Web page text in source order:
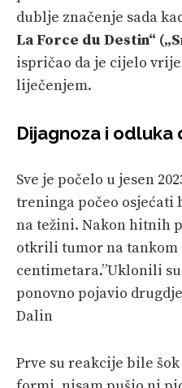
dublje značenje sada
La Force du Destin“
ispričao da je cijelo
liječenjem.
Dijagnoza i odluka
Sve je počelo u jesen
treninga počeo
na težini. Nakon hitnih
otkrili tumor na tankom
centimetara.”Uklonili
ponovno pojavio
Dalin
Prve su reakcije bile